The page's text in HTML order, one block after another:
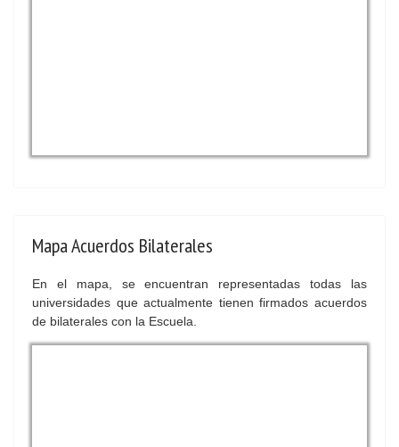
Mapa Acuerdos Bilaterales
En el mapa, se encuentran representadas todas las
universidades que actualmente tienen firmados acuerdos
de bilaterales con la Escuela.